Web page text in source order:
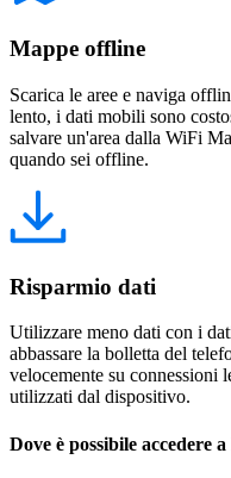
Mappe offline
Scarica le aree e naviga
lento, i dati mobili sono
salvare un'area dalla WiFi
quando sei offline.
Risparmio dati
Utilizzare meno dati con i
abbassare la bolletta del
velocemente su connessioni
utilizzati dal dispositivo.
Dove è possibile accedere